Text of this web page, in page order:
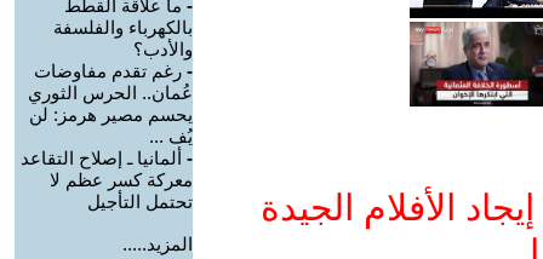
الأفلام الجيدة
- ما علاقة القطط
بالكهرباء والفلسفة
والأدب؟
- رغم تقدم مفاوضات
عُمان.. الحرس الثوري
يحسم مصير هرمز: لن
يُف ...
- ألمانيا ـ إصلاح التقاعد
معركة كسر عظم لا
تحتمل التأجيل
المزيد.....